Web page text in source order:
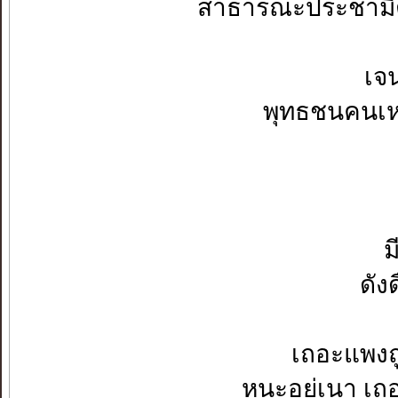
สาธารณะประชามิ
เจนจริต
พุทธชนคนเหลื่
มีมากห
ดังดื่นดุจ
เถอะแพงถูก
หนะอยู่เนา เถอ